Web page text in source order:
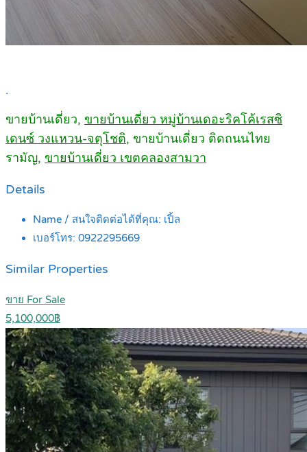
.
ขายบ้านเดี่ยว, ขายบ้านเดี่ยว หมู่บ้านเดอะริคโค้เรสซิ
เดนซ์ วงแหวน-จตุโชติ, ขายบ้านเดี่ยว ติดถนนไทย
รามัญ, ขายบ้านเดี่ยว เขตคลองสามวา
Details
Name / สนใจติดต่อได้ที่คุณ: เปิ้ล
เบอร์โทร: 0922295669
Similar Properties
ขาย For Sale
5,100,000฿